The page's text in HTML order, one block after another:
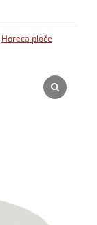
Horeca ploče